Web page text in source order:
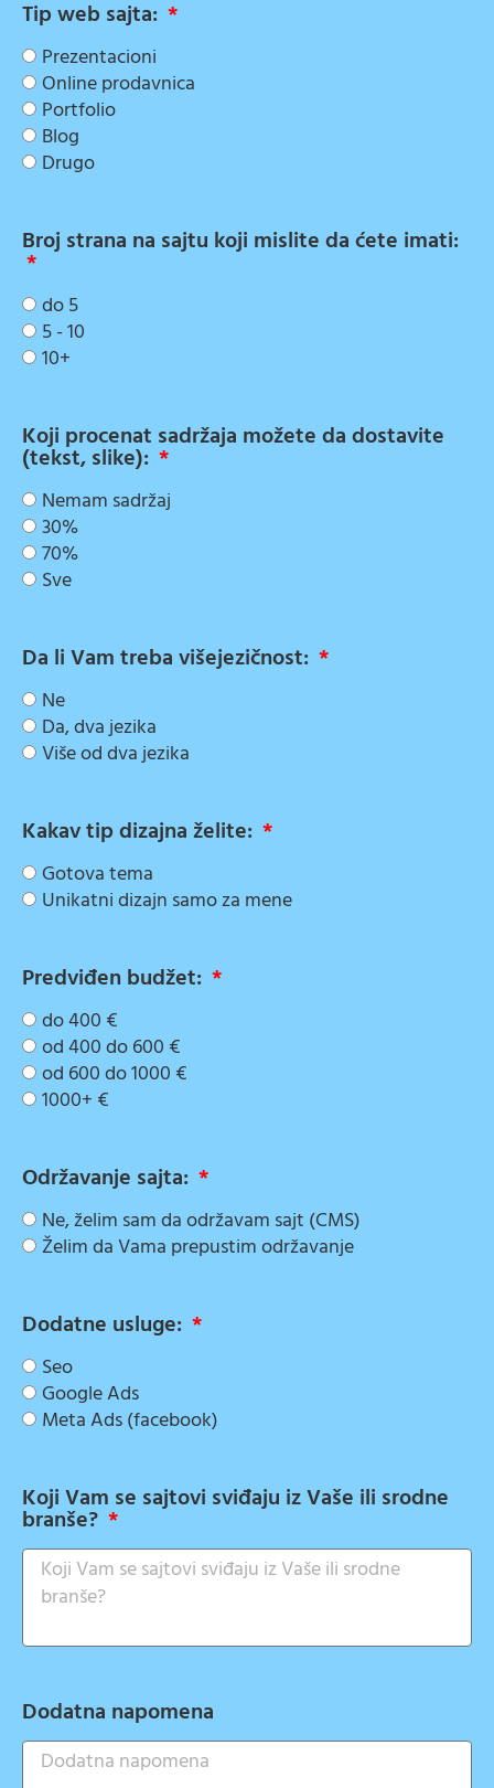
Tip web sajta:
Prezentacioni
Online prodavnica
Portfolio
Blog
Drugo
Broj strana na sajtu koji mislite da ćete imati:
do 5
5 - 10
10+
Koji procenat sadržaja možete da dostavite
(tekst, slike):
Nemam sadržaj
30%
70%
Sve
Da li Vam treba višejezičnost:
Ne
Da, dva jezika
Više od dva jezika
Kakav tip dizajna želite:
Gotova tema
Unikatni dizajn samo za mene
Predviđen budžet:
do 400 €
od 400 do 600 €
od 600 do 1000 €
1000+ €
Održavanje sajta:
Ne, želim sam da održavam sajt (CMS)
Želim da Vama prepustim održavanje
Dodatne usluge:
Seo
Google Ads
Meta Ads (facebook)
Koji Vam se sajtovi sviđaju iz Vaše ili srodne
branše?
Dodatna napomena